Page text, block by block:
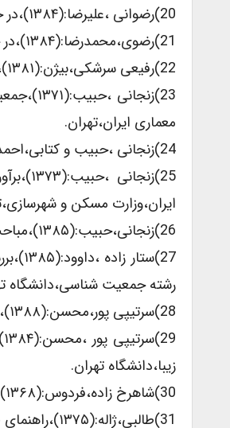
20)رضوانی ،علیرضا:(۱۳۸۴)،در جست و جوی هویت شهری مشهد،وزارت مسکن و شهرسازی،تهران.
21)رضوی،محمدرضا:(۱۳۸۴)،در جست و جوی هویت شهری سنندج،وزارت مسکن و شهرسازی، تهران.
22)رفیعی سرشکی،بیژن:(۱۳۸۱)،فرهنگ مهرازی(معماری)ایران،مرکز تحقیقات ساختمان و مرکز،تهران.
معماری ایران،تهران.
24)زنجانی ،حبیب و کتابی،احمد:(۱۳۷۷)،اطلس مسکن ایران۱۳۷۵،پژوهشگاه علوم انسانی و مطالعات فرهنگی،تهران.
ایران،وزارت مسکن و
26)زنجانی،حبیب:(۱۳۸۵)،مباحث جمعیتی ایران،روزنامه دنیای اقتصاد ویژه نامه جمعیت کشور،سال پنجم،شماره۲۷.
رشته جمعیت شناسی،دانشگاه
28)سرتیپی پور،محسن:(۱۳۸۸)،خانه های روستایی ایران،بنیادمسکن انقلاب اسلامی،تهران.
زیبا،دانشگاه تهران.
30)شاهرخ زاده،فردوس:(۱۳۶۸)،مجموعه قوانین ومقررات مورد عمل وزارت مسکن وشهرسازی،شرکت خانه گستر یکم،تهران.
31)طالبی،ژاله:(۱۳۷۵)،راهنمای طراحی معماری ساختمان های بلند مسکونی،مرکزتحقیقات ساختمان ومرکز،تهران.